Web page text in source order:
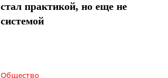
стал практикой, но еще не
системой
Общество